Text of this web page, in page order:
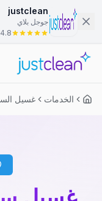
justclean
جوجل بلاي
4.8 تقييم
الخدمات غسيل